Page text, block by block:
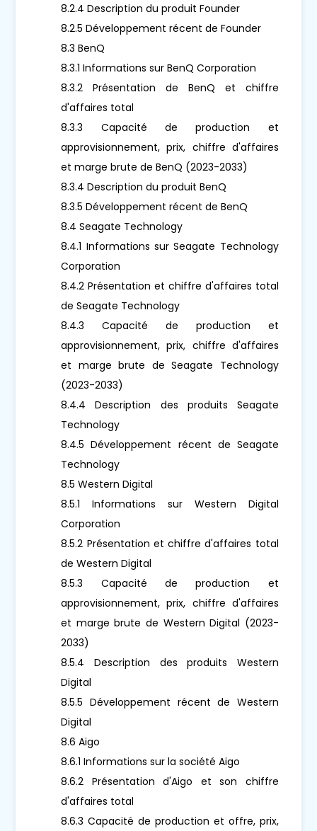
8.2.4 Description du produit Founder
8.2.5 Développement récent de Founder
8.3 BenQ
8.3.1 Informations sur BenQ Corporation
8.3.2 Présentation de BenQ et chiffre
d'affaires total
8.3.3 Capacité de production et
approvisionnement, prix, chiffre d'affaires
et marge brute de BenQ (2023-2033)
8.3.4 Description du produit BenQ
8.3.5 Développement récent de BenQ
8.4 Seagate Technology
8.4.1 Informations sur Seagate Technology
Corporation
8.4.2 Présentation et chiffre d'affaires total
de Seagate Technology
8.4.3 Capacité de production et
approvisionnement, prix, chiffre d'affaires
et marge brute de Seagate Technology
(2023-2033)
8.4.4 Description des produits Seagate
Technology
8.4.5 Développement récent de Seagate
Technology
8.5 Western Digital
8.5.1 Informations sur Western Digital
Corporation
8.5.2 Présentation et chiffre d'affaires total
de Western Digital
8.5.3 Capacité de production et
approvisionnement, prix, chiffre d'affaires
et marge brute de Western Digital (2023-
2033)
8.5.4 Description des produits Western
Digital
8.5.5 Développement récent de Western
Digital
8.6 Aigo
8.6.1 Informations sur la société Aigo
8.6.2 Présentation d'Aigo et son chiffre
d'affaires total
8.6.3 Capacité de production et offre, prix,